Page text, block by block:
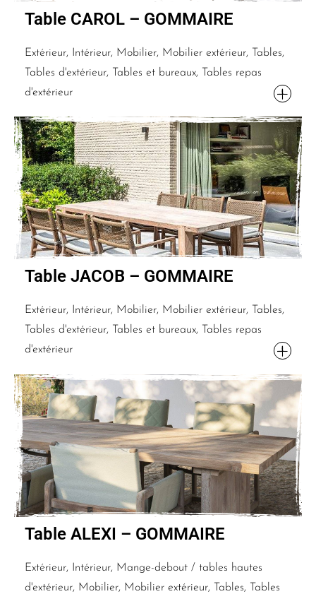
Table CAROL – GOMMAIRE
Extérieur, Intérieur, Mobilier, Mobilier extérieur, Tables,
Tables d'extérieur, Tables et bureaux, Tables repas
d'extérieur
Table JACOB – GOMMAIRE
Extérieur, Intérieur, Mobilier, Mobilier extérieur, Tables,
Tables d'extérieur, Tables et bureaux, Tables repas
d'extérieur
Table ALEXI – GOMMAIRE
Extérieur, Intérieur, Mange-debout / tables hautes
d'extérieur, Mobilier, Mobilier extérieur, Tables, Tables